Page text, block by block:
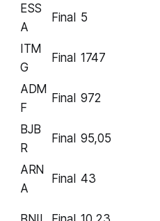
ESS
A
Final 5
ITM
G
Final 1747
ADM
F
Final 972
BJB
R
Final 95,05
ARN
A
Final 43